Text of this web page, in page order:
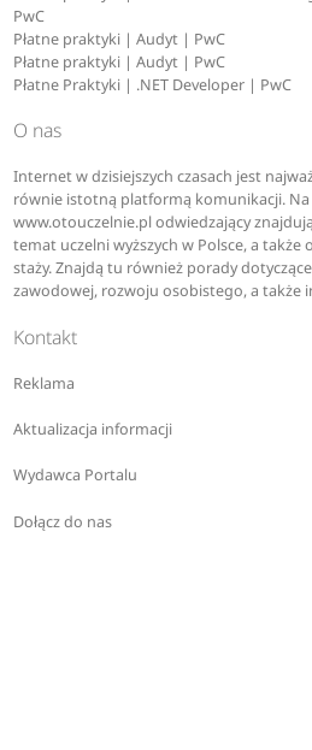
PwC
Płatne praktyki | Audyt | PwC
Płatne praktyki | Audyt | PwC
Płatne Praktyki | .NET Developer | PwC
O nas
Internet w dzisiejszych czasach jest
równie istotną platformą komunikacji.
www.otouczelnie.pl odwiedzający
temat uczelni wyższych w Polsce, a także
staży. Znajdą tu również porady
zawodowej, rozwoju osobistego, a także
Kontakt
Reklama
Aktualizacja informacji
Wydawca Portalu
Dołącz do nas